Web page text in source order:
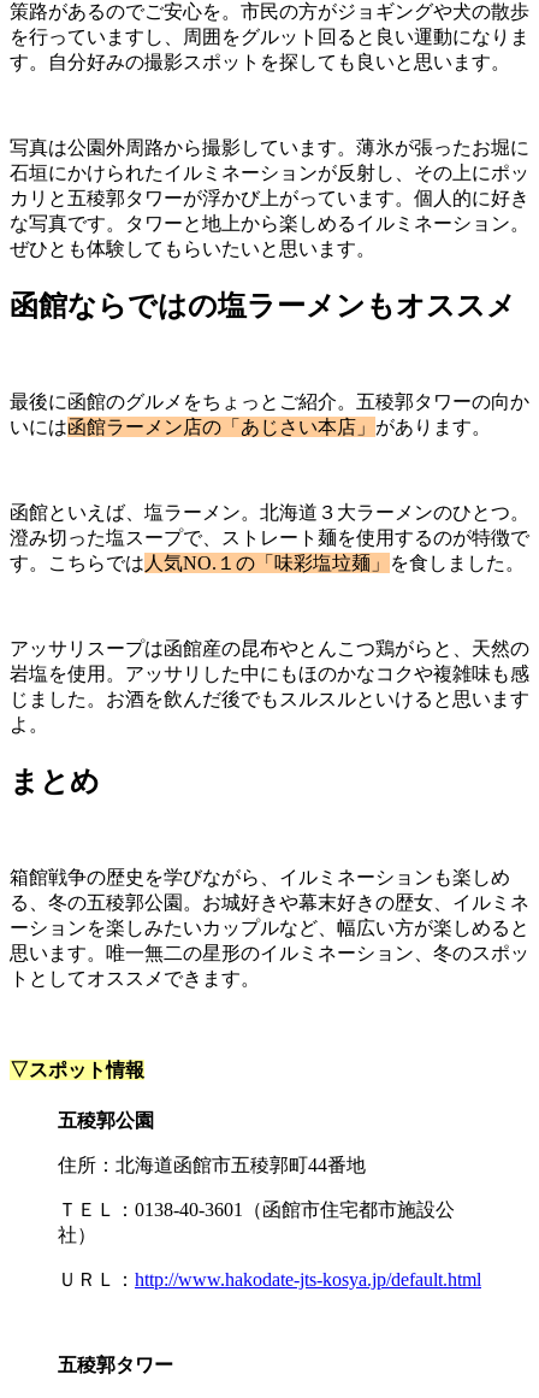
策路があるのでご安心を。市民の方がジョギングや犬の散歩
を行っていますし、周囲をグルット回ると良い運動になりま
す。自分好みの撮影スポットを探しても良いと思います。
写真は公園外周路から撮影しています。薄氷が張ったお堀に
石垣にかけられたイルミネーションが反射し、その上にポッ
カリと五稜郭タワーが浮かび上がっています。個人的に好き
な写真です。タワーと地上から楽しめるイルミネーション。
ぜひとも体験してもらいたいと思います。
函館ならではの塩ラーメンもオススメ
最後に函館のグルメをちょっとご紹介。五稜郭タワーの向か
いには函館ラーメン店の「あじさい本店」 があります。
函館といえば、塩ラーメン。北海道３大ラーメンのひとつ。
澄み切った塩スープで、ストレート麺を使用するのが特徴で
す。こちらでは 人気NO.１の「味彩塩垃麺」 を食しました。
アッサリスープは函館産の昆布やとんこつ鶏がらと、天然の
岩塩を使用。アッサリした中にもほのかなコクや複雑味も感
じました。お酒を飲んだ後でもスルスルといけると思います
よ。
まとめ
箱館戦争の歴史を学びながら、イルミネーションも楽しめ
る、冬の五稜郭公園。お城好きや幕末好きの歴女、イルミネ
ーションを楽しみたいカップルなど、幅広い方が楽しめると
思います。唯一無二の星形のイルミネーション、冬のスポッ
トとしてオススメできます。
▽スポット情報
五稜郭公園
住所：北海道函館市五稜郭町44番地
ＴＥＬ：0138‐40‐3601（函館市住宅都市施設公
社）
ＵＲＬ： http://www.hakodate-jts-kosya.jp/default.html
五稜郭タワー